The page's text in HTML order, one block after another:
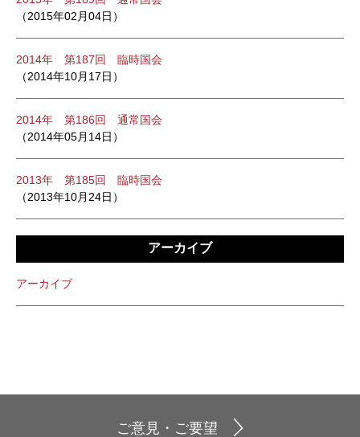
（2015年02月04日）
2014年 第187回 臨時国会
（2014年10月17日）
2014年 第186回 通常国会
（2014年05月14日）
2013年 第185回 臨時国会
（2013年10月24日）
アーカイブ
アーカイブ
ご意見・ご要望